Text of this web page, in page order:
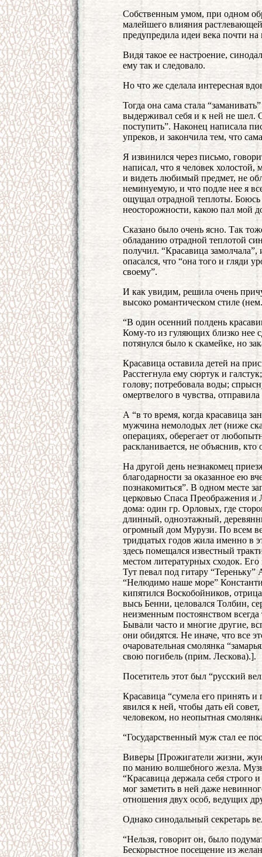
Собственным умом, при одном
малейшего влияния
предупредила идеи века почти на
Видя такое ее настроение,
ему так и следовало.
Но что же сделала интересная
Тогда она сама стала
выдерживал себя и к ней не шел.
поступить”. Наконец написала
упреков, и закончила тем, что
Я извинился через письмо,
написал, что я человек
и видеть любимый предмет, не
неминуемую, и что подле нее я
ощущал отрадной теплоты. Боюсь
неосторожности, какою пал мой
Сказано было очень ясно. Так
обладанию отрадной теплотой
получил. “Красавица замолчала”,
опасался, что “она того и гляди
своему”.
И как увидим, решила очень
высоко романтическом стиле
“В один осенний полдень
Кому-то из гуляющих близко нее
потянулся было к скамейке, но
Красавица оставила детей на
Расстегнула ему сюртук и
голову; потребовала воды;
омертвелого в чувства,
А “в то время, когда красавица
мужчина немолодых лет (ниже
операциях, оберегает от
раскланивается, не объяснив,
На другой день незнакомец
благодарности за оказанное ею
познакомиться”. В одном месте
церковью Спаса Преображения и
дома: один гр. Орловых, где
длинный, одноэтажный,
огромный дом Мурузи. По всем
тридцатых годов жила именно в
здесь помещался известный
местом литературных сходок.
Тут певал под гитару
“Нелюдимо наше море”
кипятился Воскобойников,
высь Бенни, целовался Толбин,
неизменным постоянством
Бывали часто и многие другие,
они обидятся. Не иначе, что все
очаровательная смолянка
свою погибель (прим. Лескова).].
Посетитель этот был “русский
Красавица “сумела его принять
явился к ней, чтобы дать ей
человеком, но неопытная
“Государственный муж стал ее
Виверы [Прожигатели жизни,
по манию волшебного жезла.
“Красавица держала себя строго
мог заметить в ней даже
отношения двух особ, ведущих
Однако синодальный секретарь
“Нельзя, говорит он, было
Бескорыстное посещение из